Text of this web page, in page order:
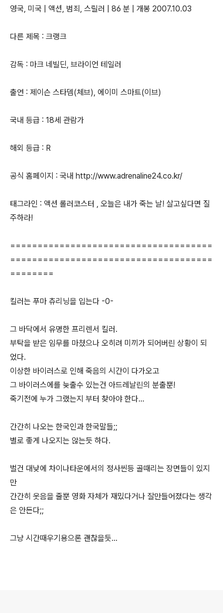
영국, 미국 | 액션, 범죄, 스릴러 | 86 분 | 개봉 2007.10.03
다른 제목 : 크랭크
감독 : 마크 네빌딘, 브라이언 테일러
출연 : 제이슨 스타뎀(체브), 에이미 스마트(이브)
국내 등급 : 18세 관람가
해외 등급 : R
공식 홈페이지 : 국내 http://www.adrenaline24.co.kr/
태그라인 : 액션 롤러코스터 , 오늘은 내가 죽는 날! 살고싶다면 질
주하라!
=====================================
=====================================
========
킬러는 푸마 츄리닝을 입는다 -0-
그 바닥에서 유명한 프리렌서 킬러.
부탁을 받은 임무를 마쳤으나 오히려 미끼가 되어버린 상황이 되
었다.
이상한 바이러스로 인해 죽음의 시간이 다가오고
그 바이러스에를 늦출수 있는건 아드레날린의 분출뿐!
죽기전에 누가 그랬는지 부터 찾아야 한다...
간간히 나오는 한국인과 한국말들;;
별로 좋게 나오지는 않는듯 하다.
벌건 대낮에 차이나타운에서의 정사씬등 골때리는 장면들이 있지
만
간간히 웃음을 줄뿐 영화 자체가 재밌다거나 잘만들어졌다는 생각
은 안든다;;
그냥 시간때우기용으론 괜찮을듯...